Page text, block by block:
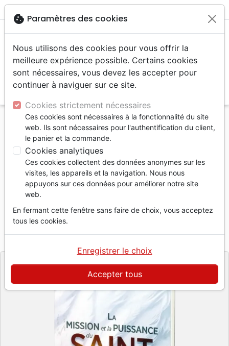
menu
Accueil Livres
Edification
Mission et la puissance du Saint-Esprit (La) - Le
gouvernement de Dieu sur terre
La puissance et la mission du Saint-
Esprit
Le gouvernement de Dieu sur terre
Myles Munroe
cookie Paramètres des cookies
Nous utilisons des cookies pour vous offrir la
meilleure expérience possible. Certains cookies
sont nécessaires, vous devez les accepter pour
continuer à naviguer sur ce site.
Cookies strictement nécessaires
Ces cookies sont nécessaires à la fonctionnalité du site
web. Ils sont nécessaires pour l'authentification du client,
le panier et la commande.
Cookies analytiques
Ces cookies collectent des données anonymes sur les
visites, les appareils et la navigation. Nous nous
appuyons sur ces données pour améliorer notre site
web.
En fermant cette fenêtre sans faire de choix, vous acceptez
tous les cookies.
Accepter tous
Enregistrer le choix